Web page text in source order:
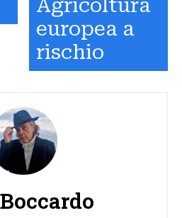
Agricoltura
europea a
rischio